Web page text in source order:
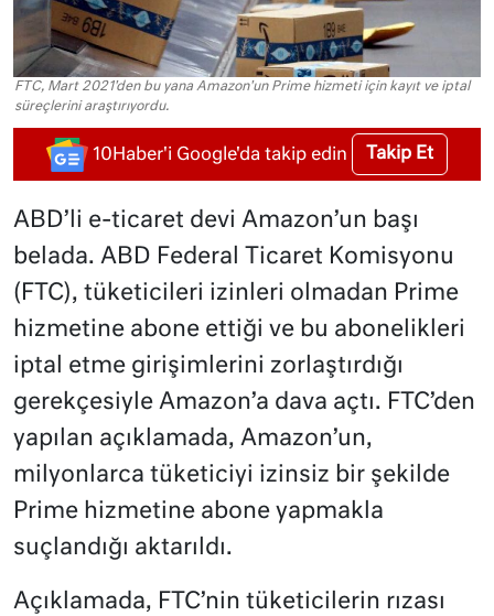
FTC, Mart 2021'den bu yana Amazon'un Prime hizmeti için kayıt ve iptal
süreçlerini araştırıyordu.
10Haber'i Google'da takip edin Takip Et
ABD’li e-ticaret devi Amazon’un başı
belada. ABD Federal Ticaret Komisyonu
(FTC), tüketicileri izinleri olmadan Prime
hizmetine abone ettiği ve bu abonelikleri
iptal etme girişimlerini zorlaştırdığı
gerekçesiyle Amazon’a dava açtı. FTC’den
yapılan açıklamada, Amazon’un,
milyonlarca tüketiciyi izinsiz bir şekilde
Prime hizmetine abone yapmakla
suçlandığı aktarıldı.
Açıklamada, FTC’nin tüketicilerin rızası